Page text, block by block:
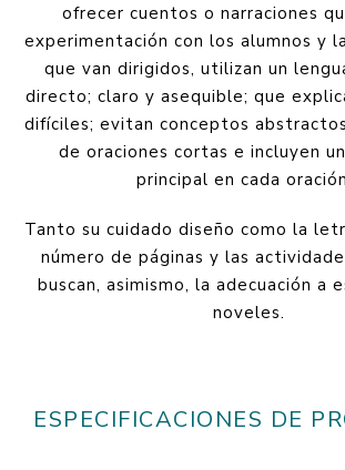
ofrecer cuentos o narraciones
experimentación con los alumnos y
que van dirigidos, utilizan un
directo; claro y asequible; que
difíciles; evitan conceptos
de oraciones cortas e incluyen
principal en cada
Tanto su cuidado diseño como la
número de páginas y las
buscan, asimismo, la adecuación a
noveles.
ESPECIFICACIONES DE